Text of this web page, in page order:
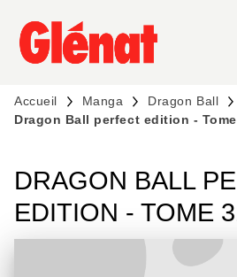
MENU RECHERCHE
PIED DE PAGE
Accueil Manga
Dragon Ball
Dragon Ball perfect edition -
DRAGON BALL
EDITION - TOME